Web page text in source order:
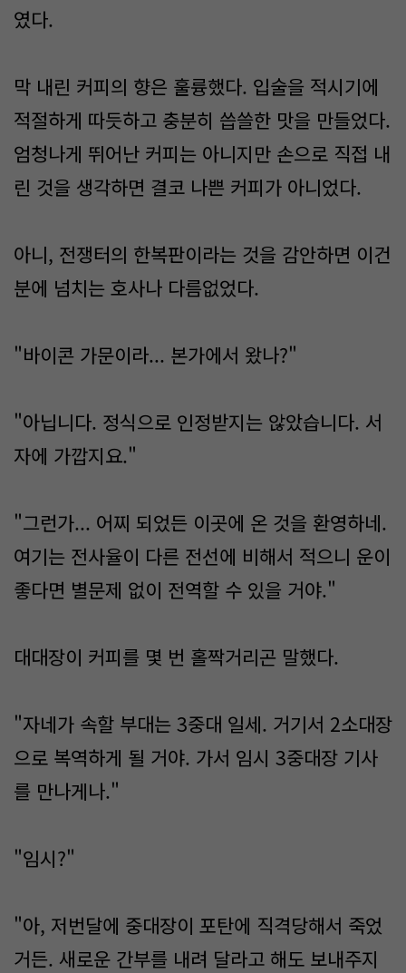
였다.
막 내린 커피의 향은 훌륭했다. 입술을 적시기에
적절하게 따듯하고 충분히 씁쓸한 맛을 만들었다.
엄청나게 뛰어난 커피는 아니지만 손으로 직접 내
린 것을 생각하면 결코 나쁜 커피가 아니었다.
아니, 전쟁터의 한복판이라는 것을 감안하면 이건
분에 넘치는 호사나 다름없었다.
"바이콘 가문이라... 본가에서 왔나?"
"아닙니다. 정식으로 인정받지는 않았습니다. 서
자에 가깝지요."
"그런가... 어찌 되었든 이곳에 온 것을 환영하네.
여기는 전사율이 다른 전선에 비해서 적으니 운이
좋다면 별문제 없이 전역할 수 있을 거야."
대대장이 커피를 몇 번 홀짝거리곤 말했다.
"자네가 속할 부대는 3중대 일세. 거기서 2소대장
으로 복역하게 될 거야. 가서 임시 3중대장 기사
를 만나게나."
"임시?"
"아, 저번달에 중대장이 포탄에 직격당해서 죽었
거든. 새로운 간부를 내려 달라고 해도 보내주지